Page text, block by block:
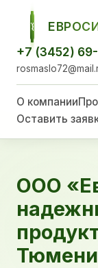
ЕСТ
+7 (3452)
О компании
Оставить
ООО
Тюмени